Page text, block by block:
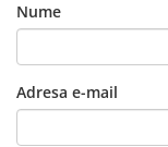
Nume
Adresa e-mail